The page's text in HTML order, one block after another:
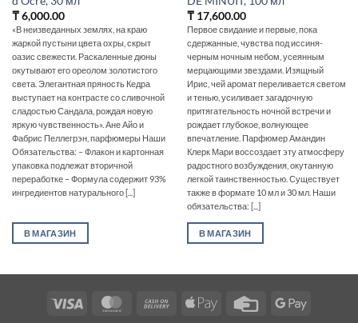
₸6,000.00
«В неизведанных землях, на краю
жаркой пустыни цвета охры, скрыт
оазис свежести. Раскаленные дюны
окутывают его ореолом золотистого
света. Элегантная пряность Кедра
выступает на контрасте со сливочной
сладостью Сандала, рождая новую
яркую чувственность». Ане Айо и
Фабрис Пеллегрэн, парфюмеры Наши
Обязательства: – Флакон и картонная
упаковка подлежат вторичной
переработке – Формула содержит 93%
ингредиентов натурального [...]
В МАГАЗИН
₸17,600.00
Первое свидание и первые, пока
сдержанные, чувства под иссиня-
черным ночным небом, усеянным
мерцающими звездами. Изящный
Ирис, чей аромат переливается светом
и тенью, усиливает загадочную
притягательность ночной встречи и
рождает глубокое, волнующее
впечатление. Парфюмер Амандин
Клерк Мари воссоздает эту атмосферу
радостного возбуждения, окутанную
легкой таинственностью. Существует
также в формате 10 мл и 30 мл. Наши
обязательства: [...]
В МАГАЗИН
Visa MasterCardCash
Apple
Credit
Google